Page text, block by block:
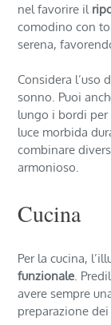
nel favorire il
comodino con
serena,
Considera l’uso
sonno. Puoi
lungo i bordi per
luce morbida
combinare
armonioso.
Cucina
Per la cucina,
funzionale.
avere sempre
preparazione